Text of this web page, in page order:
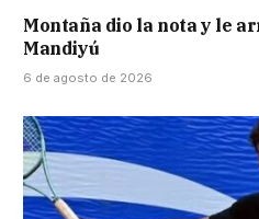
Montaña dio la nota y le
Mandiyú
6 de agosto de 2026